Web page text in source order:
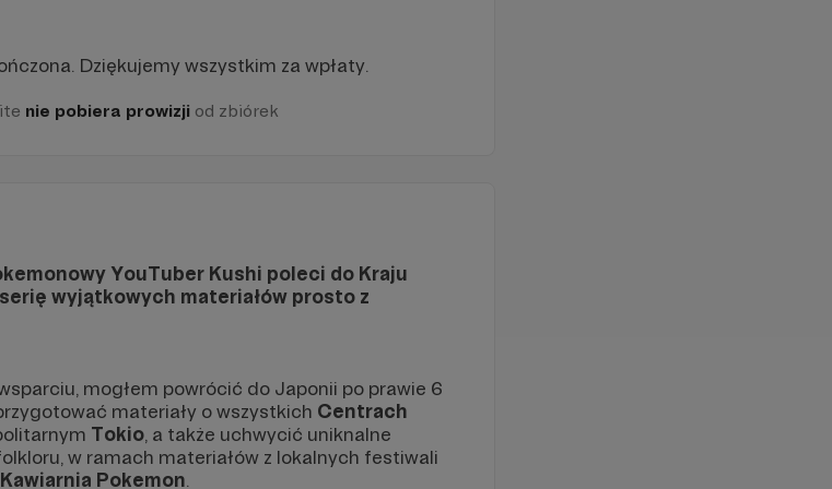
Dziękujemy wszystkim za wpłaty.
nie pobiera prowizji od zbiórek
YouTuber Kushi poleci do Kraju
wyjątkowych materiałów prosto z
mogłem powrócić do Japonii po prawie 6
materiały o wszystkich Centrach
Tokio , a także uchwycić uniknalne
w ramach materiałów z lokalnych festiwali
Kawiarnia Pokemon